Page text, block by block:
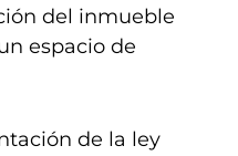
del inmueble
espacio de
de la ley